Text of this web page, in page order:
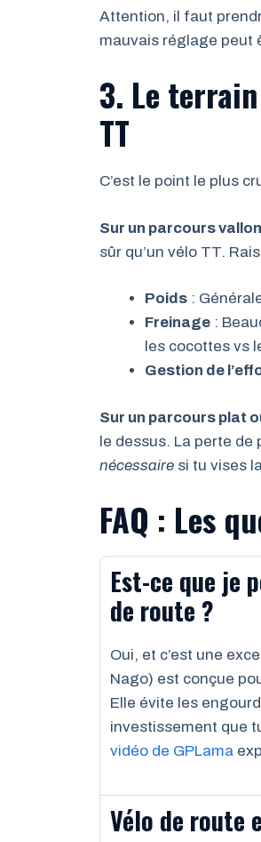
Attention, il faut
mauvais réglage peut
3. Le
TT
C’est le point le plus
Sur un parcours
sûr qu’un vélo TT.
Poids :
Freinage :
les cocottes vs
Gestion de
Sur un parcours plat
le dessus. La perte de
nécessaire si tu vises
FAQ : Les
Est-ce que je
de route ?
Oui, et c’est une
Nago) est conçue
Elle évite les
investissement que
vidéo de GPLama
Vélo de route